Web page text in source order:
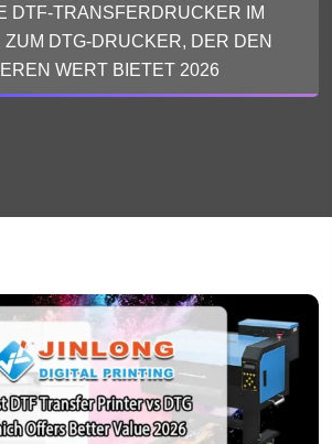
DTF-TRANSFERDRUCKER IM
DTG-DRUCKER, DER DEN
WERT BIETET 2026